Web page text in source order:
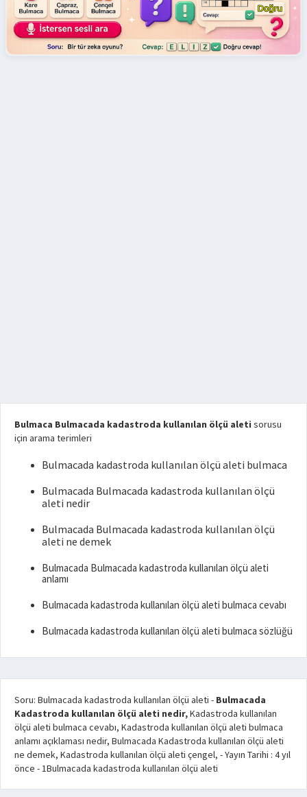
Bulmaca Bulmacada kadastroda kullanılan ölçü aleti sorusu
için arama terimleri
Bulmacada kadastroda kullanılan ölçü aleti bulmaca
Bulmacada Bulmacada kadastroda kullanılan ölçü
aleti nedir
Bulmacada Bulmacada kadastroda kullanılan ölçü
aleti ne demek
Bulmacada Bulmacada kadastroda kullanılan ölçü aleti
anlamı
Bulmacada kadastroda kullanılan ölçü aleti bulmaca cevabı
Bulmacada kadastroda kullanılan ölçü aleti bulmaca sözlüğü
Soru: Bulmacada kadastroda kullanılan ölçü aleti - Bulmacada
Kadastroda kullanılan ölçü aleti nedir,Kadastroda kullanılan
ölçü aleti bulmaca cevabı, Kadastroda kullanılan ölçü aleti bulmaca
anlamı açıklaması nedir, Bulmacada Kadastroda kullanılan ölçü aleti
ne demek, Kadastroda kullanılan ölçü aleti çengel, - Yayın Tarihi : 4 yıl
önce -1Bulmacada kadastroda kullanılan ölçü aleti